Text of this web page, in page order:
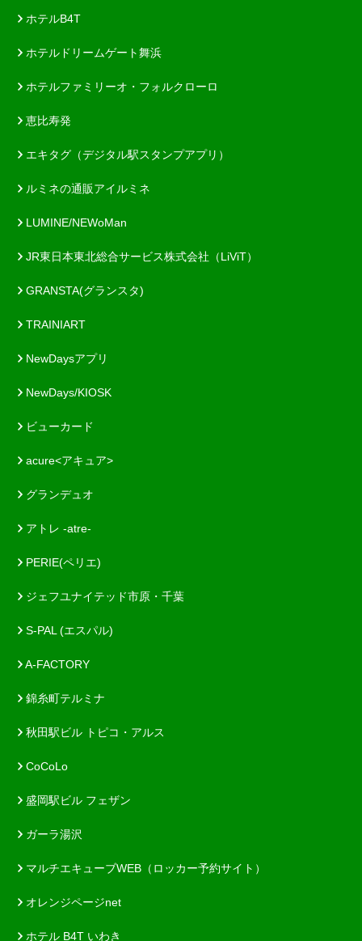
ホテルB4T
ホテルドリームゲート舞浜
ホテルファミリーオ・フォルクローロ
恵比寿発
エキタグ（デジタル駅スタンプアプリ）
ルミネの通販アイルミネ
LUMINE/NEWoMan
JR東日本東北総合サービス株式会社（LiViT）
GRANSTA(グランスタ)
TRAINIART
NewDaysアプリ
NewDays/KIOSK
ビューカード
acure<アキュア>
グランデュオ
アトレ -atre-
PERIE(ペリエ)
ジェフユナイテッド市原・千葉
S-PAL (エスパル)
A-FACTORY
錦糸町テルミナ
秋田駅ビル トピコ・アルス
CoCoLo
盛岡駅ビル フェザン
ガーラ湯沢
マルチエキューブWEB（ロッカー予約サイト）
オレンジページnet
ホテル B4T いわき